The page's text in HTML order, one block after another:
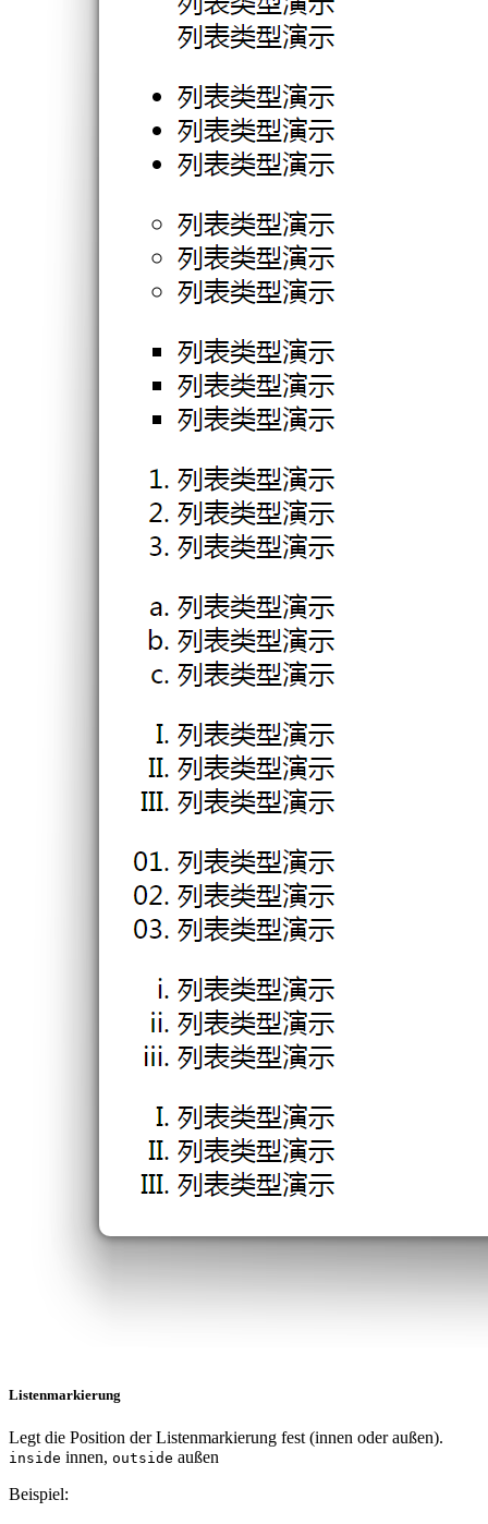
Listenmarkierung
Legt die Position der Listenmarkierung fest (innen oder außen).
inside innen, outside außen
Beispiel: